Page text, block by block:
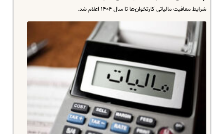
شرایط معافیت مالیاتی کارتخوان‌ها تا سال ۱۴۰۴ اعلام شد.